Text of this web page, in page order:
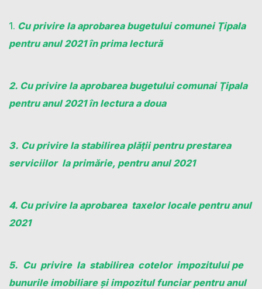
1. Cu privire la aprobarea bugetului comunei Ţipala
pentru anul 2021 în prima lectură
2. Cu privire la aprobarea bugetului comunai Ţipala
pentru anul 2021 în lectura a doua
3. Cu privire la stabilirea plății pentru prestarea
serviciilor la primărie, pentru anul 2021
4. Cu privire la aprobarea taxelor locale pentru anul
2021
5. Cu privire la stabilirea cotelor impozitului pe
bunurile imobiliare şi impozitul funciar pentru anul